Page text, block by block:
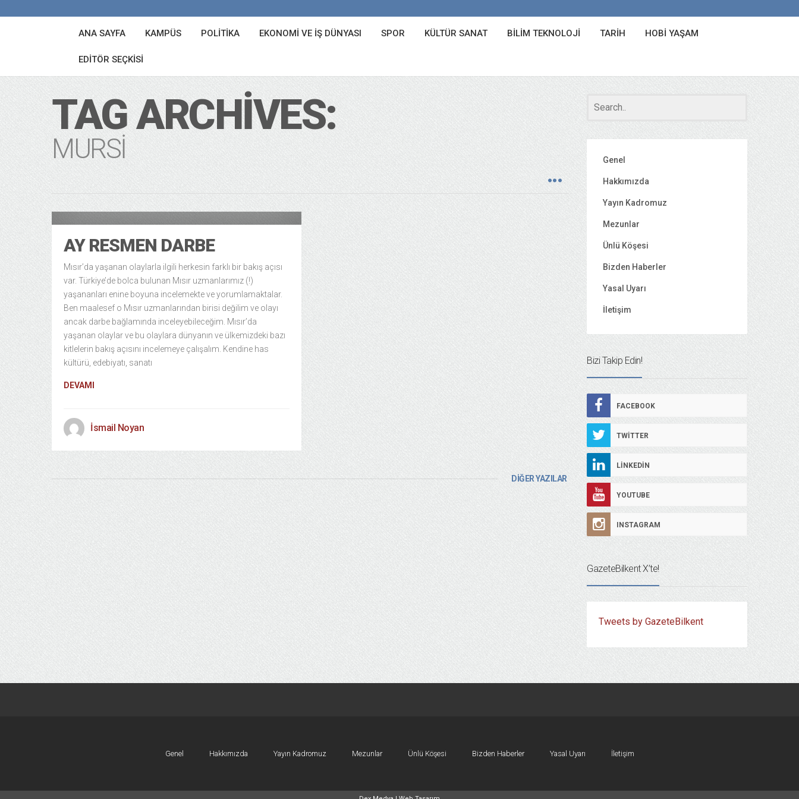
ANA SAYFA KAMPÜS POLITIKA EKONOMI VE İŞ DÜNYASI SPOR KÜLTÜR SANAT BILIM TEKNOLOJI TARIH HOBI YAŞAM
EDITÖR SEÇKISI
TAG ARCHIVES:
MURSI
AY RESMEN DARBE
Mısır’da yaşanan olaylarla ilgili herkesin farklı bir bakış açısı
var. Türkiye’de bolca bulunan Mısır uzmanlarımız (!)
yaşananları enine boyuna incelemekte ve yorumlamaktalar.
Ben maalesef o Mısır uzmanlarından birisi değilim ve olayı
ancak darbe bağlamında inceleyebileceğim. Mısır’da
yaşanan olaylar ve bu olaylara dünyanın ve ülkemizdeki bazı
kitlelerin bakış açısını incelemeye çalışalım. Kendine has
kültürü, edebiyatı, sanatı
DEVAMI
İsmail Noyan
DİĞER YAZILAR
Genel
Hakkımızda
Yayın Kadromuz
Mezunlar
Ünlü Köşesi
Bizden Haberler
Yasal Uyarı
İletişim
Bizi Takip Edin!
FACEBOOK
TWITTER
LINKEDIN
YOUTUBE
INSTAGRAM
GazeteBilkent X’te!
Tweets by GazeteBilkent
Genel Hakkımızda Yayın Kadromuz Mezunlar Ünlü Köşesi Bizden Haberler Yasal Uyarı İletişim